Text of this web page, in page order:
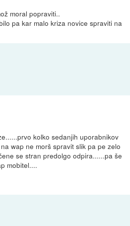
moral popraviti..
pa kar malo kriza novice spraviti na
kolko sedanjih uporabnikov
wap ne morš spravit slik pa pe zelo
se stran predolgo odpira......pa še
mobitel....